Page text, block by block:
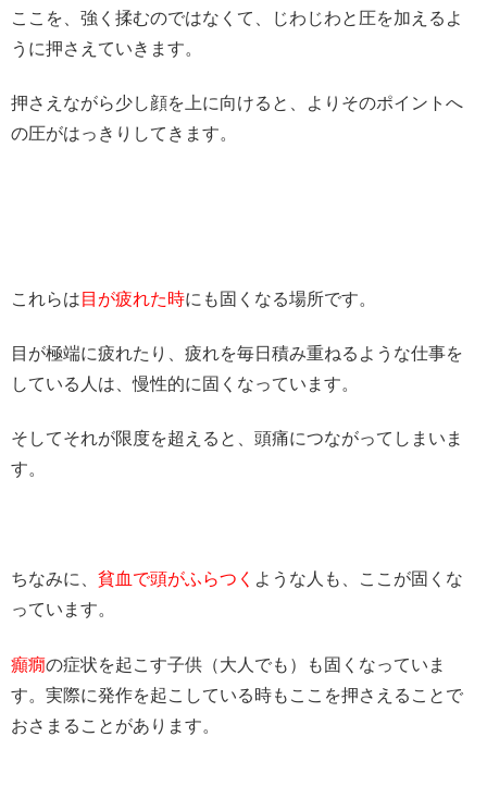
ここを、強く揉むのではなくて、じわじわと圧を加えるよ
うに押さえていきます。
押さえながら少し顔を上に向けると、よりそのポイントへ
の圧がはっきりしてきます。
これらは 目が疲れた時にも固くなる場所です。
目が極端に疲れたり、疲れを毎日積み重ねるような仕事を
している人は、慢性的に固くなっています。
そしてそれが限度を超えると、頭痛につながってしまいま
す。
ちなみに、 貧血で頭がふらつく ような人も、ここが固くな
っています。
癲癇の症状を起こす子供（大人でも）も固くなっていま
す。実際に発作を起こしている時もここを押さえることで
おさまることがあります。